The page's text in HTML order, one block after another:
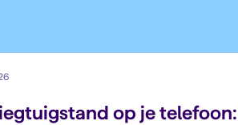
op je